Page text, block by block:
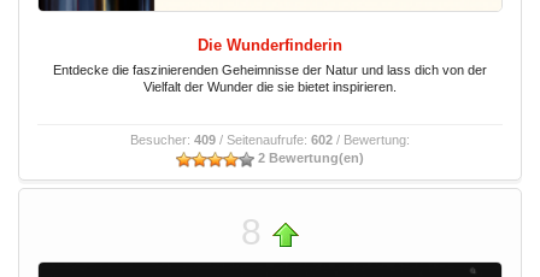
Die Wunderfinderin
Entdecke die faszinierenden Geheimnisse der Natur und lass dich von der
Vielfalt der Wunder die sie bietet inspirieren.
Besucher: 409 / Seitenaufrufe: 602 / Bewertung:
2 Bewertung(en)
8